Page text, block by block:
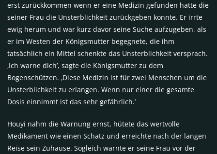
erst zurückkommen wenn er eine Medizin gefunden hatte die
seiner Frau die Unsterblichkeit zurückgeben konnte. Er irrte
ewig herum und war kurz davor seine Suche aufzugeben, als
er im Westen der Königsmutter begegnete, die ihm
tatsächlich ein Mittel schenkte das Unsterblichkeit versprach.
‚Ich warne dich’, sagte die Königsmutter zu dem
Bogenschützen. ‚Diese Medizin ist für zwei Menschen um die
Unsterblichkeit zu erlangen. Wenn nur einer die gesamte
Dosis einnimmt ist das sehr gefährlich.’
Houyi nahm die Warnung ernst, hütete das wertvolle
Medikament wie einen Schatz und erreichte nach der langen
Reise sein Zuhause. Sogleich warnte er seine Frau vor der